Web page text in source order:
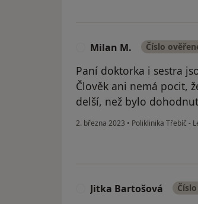
Milan M. Číslo
Paní doktorka i sestra
Člověk ani nemá pocit,
delší, než bylo
2. března 2023 • Poliklinika Třebíč -
Jitka Bartošová